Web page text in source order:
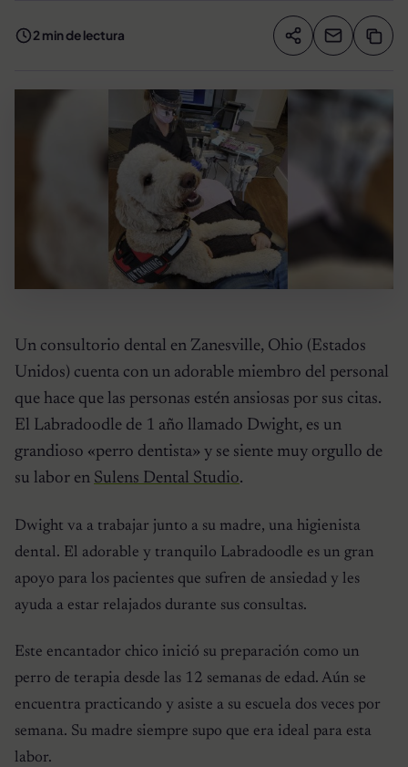
2 min de lectura Compartir
Un consultorio dental en Zanesville, Ohio (Estados
Unidos) cuenta con un adorable miembro del personal
que hace que las personas estén ansiosas por sus citas.
El Labradoodle de 1 año llamado Dwight, es un
grandioso «perro dentista» y se siente muy orgullo de
su labor en Sulens Dental Studio.
Dwight va a trabajar junto a su madre, una higienista
dental. El adorable y tranquilo Labradoodle es un gran
apoyo para los pacientes que sufren de ansiedad y les
ayuda a estar relajados durante sus consultas.
Este encantador chico inició su preparación como un
perro de terapia desde las 12 semanas de edad. Aún se
encuentra practicando y asiste a su escuela dos veces por
semana. Su madre siempre supo que era ideal para esta
labor.